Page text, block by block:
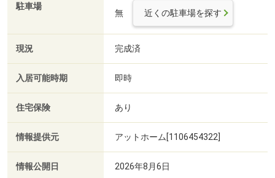
駐車場
無 近くの駐車場を探す
現況 完成済
入居可能時期 即時
住宅保険 あり
情報提供元 アットホーム[1106454322]
情報公開日 2026年8月6日